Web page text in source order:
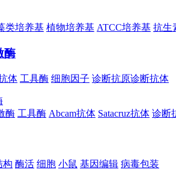
类培养基 植物培养基 ATCC培养基 抗生
酶
体 工具酶 细胞因子 诊断抗原诊断抗体
酶 工具酶 Abcam抗体 Satacruz抗体 诊断
构 酶活 细胞 小鼠 基因编辑 病毒包装